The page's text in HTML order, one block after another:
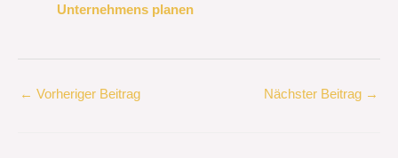
Unternehmens planen
← Vorheriger Beitrag Nächster Beitrag →